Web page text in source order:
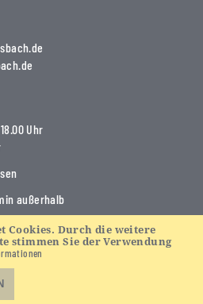
Cookies. Durch die weitere
stimmen Sie der Verwendung
Uhr
außerhalb